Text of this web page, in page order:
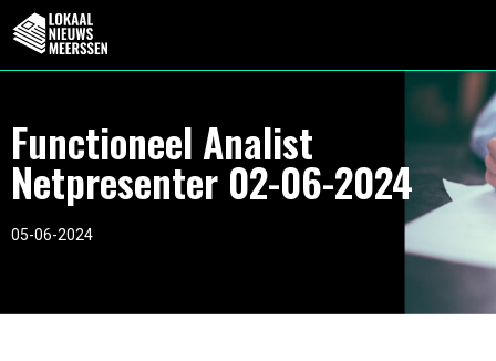
Functioneel Analist
Netpresenter 02-06-2024
05-06-2024